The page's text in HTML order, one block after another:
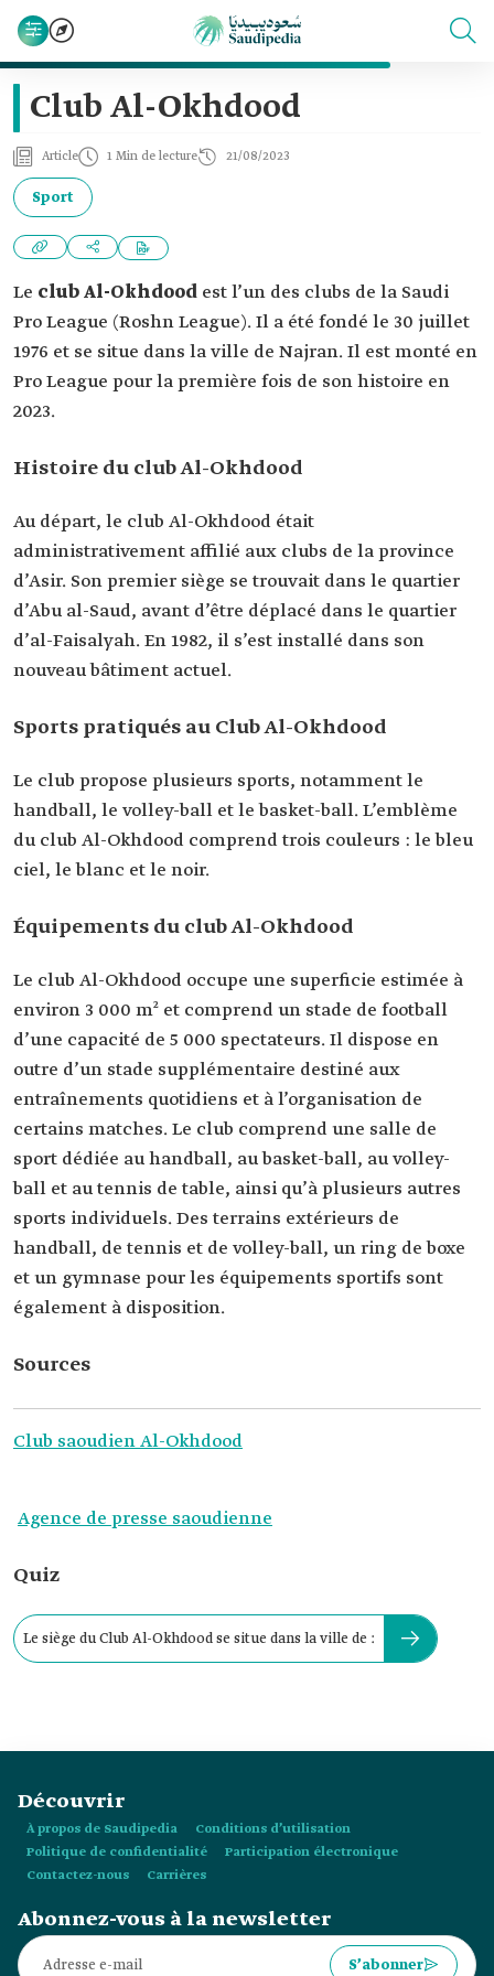
Club Al-Okhdood
Article 1 Min de lecture 21/08/2023
Sport
Le club Al-Okhdood est l’un des clubs de la Saudi
Pro League (Roshn League). Il a été fondé le 30 juillet
1976 et se situe dans la ville de Najran. Il est monté en
Pro League pour la première fois de son histoire en
2023.
Histoire du club Al-Okhdood
Au départ, le club Al-Okhdood était
administrativement affilié aux clubs de la province
d’Asir. Son premier siège se trouvait dans le quartier
d’Abu al-Saud, avant d’être déplacé dans le quartier
d’al-Faisalyah. En 1982, il s’est installé dans son
nouveau bâtiment actuel.
Sports pratiqués au Club Al-Okhdood
Le club propose plusieurs sports, notamment le
handball, le volley-ball et le basket-ball. L’emblème
du club Al-Okhdood comprend trois couleurs : le bleu
ciel, le blanc et le noir.
Équipements du club Al-Okhdood
Le club Al-Okhdood occupe une superficie estimée à
environ 3 000 m² et comprend un stade de football
d’une capacité de 5 000 spectateurs. Il dispose en
outre d’un stade supplémentaire destiné aux
entraînements quotidiens et à l’organisation de
certains matches. Le club comprend une salle de
sport dédiée au handball, au basket-ball, au volley-
ball et au tennis de table, ainsi qu’à plusieurs autres
sports individuels. Des terrains extérieurs de
handball, de tennis et de volley-ball, un ring de boxe
et un gymnase pour les équipements sportifs sont
également à disposition.
Sources
Club saoudien Al-Okhdood
Agence de presse saoudienne
Quiz
Le siège du Club Al-Okhdood se situe dans la ville de :
Découvrir
À propos de Saudipedia
Conditions d’utilisation
Politique de confidentialité
Participation électronique
Contactez-nous
Carrières
Abonnez-vous à la newsletter
S’abonner